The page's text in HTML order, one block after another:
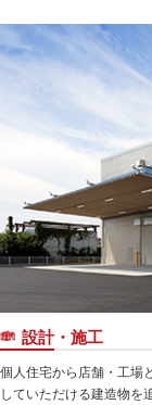
設計・施工
個人住宅から店舗・工場
していただける建造物を